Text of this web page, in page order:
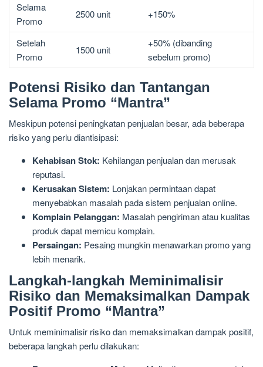
Selama
Promo
2500 unit +150%
Setelah
Promo
1500 unit
+50% (dibanding
sebelum promo)
Potensi Risiko dan Tantangan
Selama Promo “Mantra”
Meskipun potensi peningkatan penjualan besar, ada beberapa
risiko yang perlu diantisipasi:
Kehabisan Stok: Kehilangan penjualan dan merusak
reputasi.
Kerusakan Sistem: Lonjakan permintaan dapat
menyebabkan masalah pada sistem penjualan online.
Komplain Pelanggan: Masalah pengiriman atau kualitas
produk dapat memicu komplain.
Persaingan: Pesaing mungkin menawarkan promo yang
lebih menarik.
Langkah-langkah Meminimalisir
Risiko dan Memaksimalkan Dampak
Positif Promo “Mantra”
Untuk meminimalisir risiko dan memaksimalkan dampak positif,
beberapa langkah perlu dilakukan: